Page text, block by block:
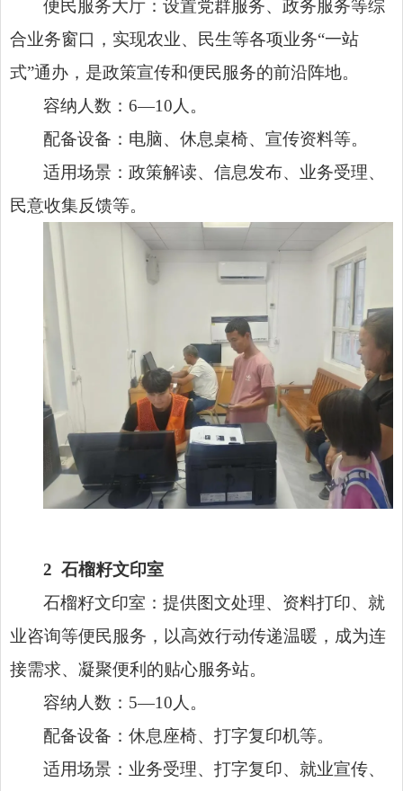
便民服务大厅：设置党群服务、政务服务等综
合业务窗口，实现农业、民生等各项业务“一站
式”通办，是政策宣传和便民服务的前沿阵地。
容纳人数：6—10人。
配备设备：电脑、休息桌椅、宣传资料等。
适用场景：政策解读、信息发布、业务受理、
民意收集反馈等。
2石榴籽文印室
石榴籽文印室：提供图文处理、资料打印、就
业咨询等便民服务，以高效行动传递温暖，成为连
接需求、凝聚便利的贴心服务站。
容纳人数：5—10人。
配备设备：休息座椅、打字复印机等。
适用场景：业务受理、打字复印、就业宣传、